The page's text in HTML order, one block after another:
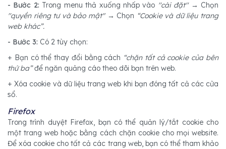
- Bước 2: Trong menu thả xuống nhấp vào ''cài đặt''→ Chọn
''quyền riêng tư và bảo mật"→ Chọn “Cookie và dữ liệu trang
web khác”.
- Bước 3: Có 2 tùy chọn:
+ Bạn có thể thay đổi bằng cách “chặn tất cả cookie của bên
thứ ba”để ngăn quảng cáo theo dõi bạn trên web.
+ Xóa cookie và dữ liệu trang web khi bạn đóng tất cả các cửa
sổ.
Firefox
Trong trình duyệt Firefox, bạn có thể quản lý/tắt cookie cho
một trang web hoặc bằng cách chặn cookie cho mọi website.
Để xóa cookie cho tất cả các trang web, bạn có thể tham khảo